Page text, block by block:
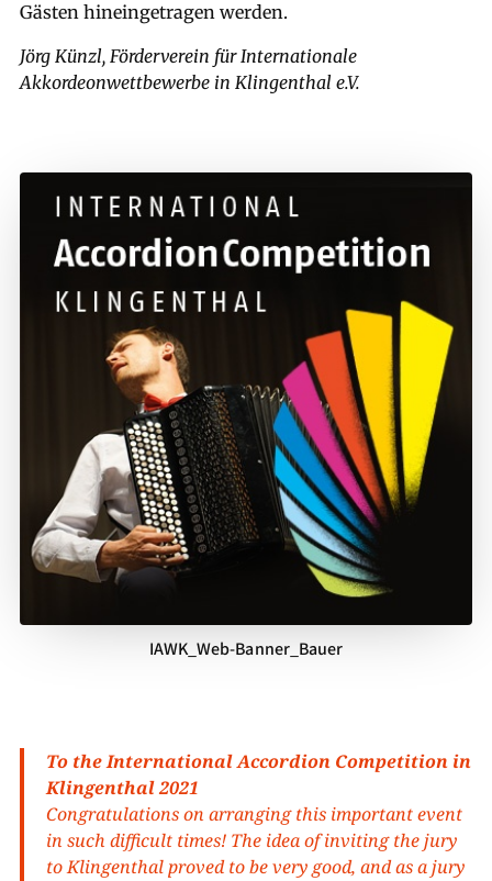
Gästen hineingetragen werden.
Jörg Künzl, Förderverein für Internationale
Akkordeonwettbewerbe in Klingenthal e.V.
IAWK_Web-Banner_Bauer
To the International Accordion Competition in
Klingenthal 2021
Congratulations on arranging this important event
in such difficult times! The idea of inviting the jury
to Klingenthal proved to be very good, and as a jury